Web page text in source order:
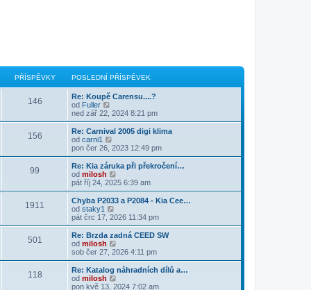
PŘÍSPĚVKY POSLEDNÍ PŘÍSPĚVEK
146
Re: Koupě Carensu....?
od Fuller
o
b
r
a
z
p
o
s
e
d
n
í
p
ř
í
s
p
ě
v
ned zář 22, 2024 8:21 pm
156
Re: Carnival 2005 digi klima
od carni1
o
b
r
a
z
t
p
o
s
e
d
n
í
p
ř
í
pon čer 26, 2023 12:49 pm
99
Re: Kia záruka při překročení…
od milosh
o
b
r
z
p
o
s
e
pát říj 24, 2025 6:39 am
1911
Chyba P2033 a P2084 - Kia Cee…
od staky1
o
b
r
a
z
p
o
pát črc 17, 2026 11:34 pm
501
Re: Brzda zadná CEED SW
od milosh
o
b
r
z
sob čer 27, 2026 4:11 pm
118
Re: Katalog náhradních dílů a…
od milosh
o
pon kvě 13, 2024 7:02 am